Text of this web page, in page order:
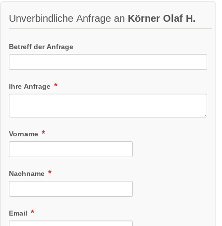
Unverbindliche Anfrage an Körner Olaf H.
Betreff der Anfrage
Ihre Anfrage
Vorname
Nachname
Email